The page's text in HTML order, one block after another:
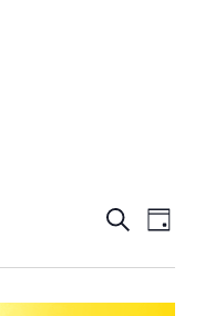
Buscar
de
Día